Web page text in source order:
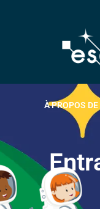
À PROPOS
Entr